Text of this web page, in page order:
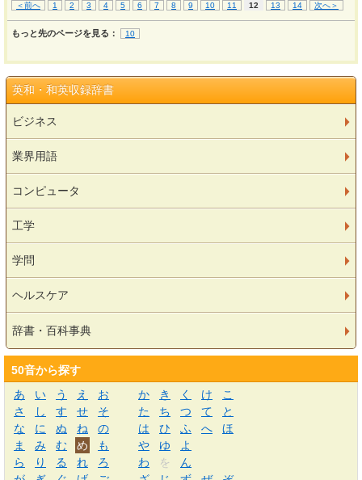
＜前へ 1 2 3 4 5 6 7 8 9 10 11 12 13 14 次へ＞
もっと先のページを見る： 10
英和・和英収録辞書
ビジネス
業界用語
コンピュータ
工学
学問
ヘルスケア
辞書・百科事典
50音から探す
あ
い う え お か き く け
こ
さ
し す せ そ た ち つ て
と
な
に ぬ ね の は ひ ふ へ
ほ
ま
み む め も や ゆ
よ
ら
り る れ ろ わ を
ん